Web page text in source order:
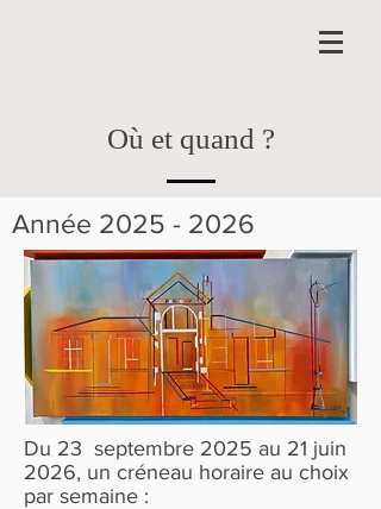
Où et quand ?
Année 2025 - 2026
Du 23 septembre 2025 au 21 juin
2026, un créneau horaire au choix
par semaine :